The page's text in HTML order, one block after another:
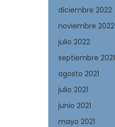
diciembre 2022
noviembre 2022
julio 2022
septiembre 2021
agosto 2021
julio 2021
junio 2021
mayo 2021